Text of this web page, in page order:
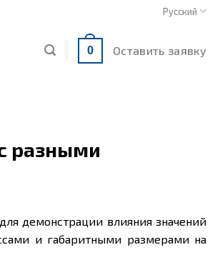
Русский
0 Оставить заявку
разными
демонстрации влияния значений
и габаритными размерами на